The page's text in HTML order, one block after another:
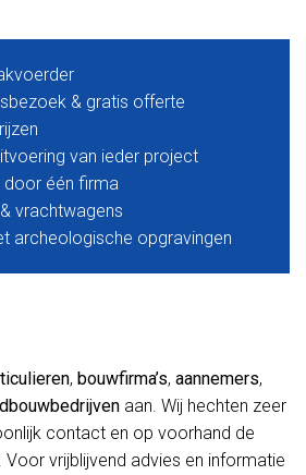
& gratis offerte
van ieder project
door één firma
vrachtwagens
archeologische opgravingen
, bouwfirma’s, aannemers,
aan. Wij hechten zeer
contact en op voorhand de
Voor vrijblijvend advies en informatie